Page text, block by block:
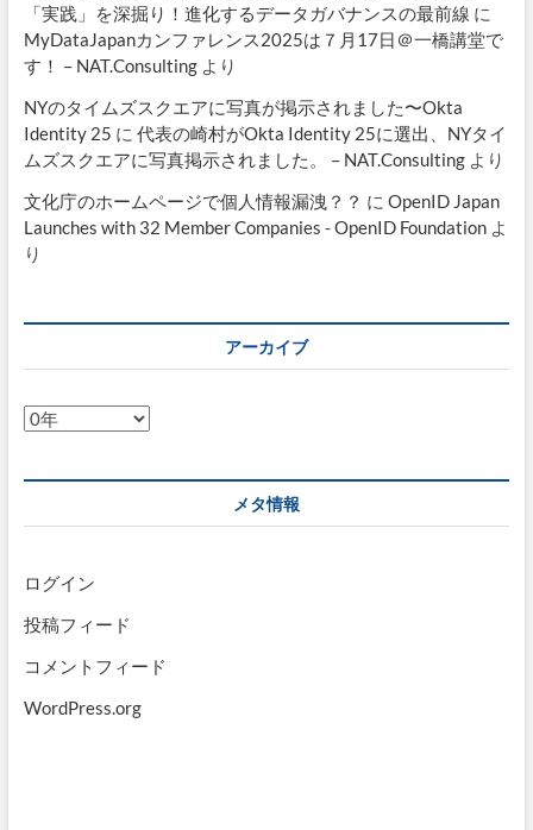
「実践」を深掘り！進化するデータガバナンスの最前線 に
MyDataJapanカンファレンス2025は７月17日＠一橋講堂で
す！ – NAT.Consultingより
NYのタイムズスクエアに写真が掲示されました〜Okta
Identity 25 に 代表の崎村がOkta Identity 25に選出、NYタイ
ムズスクエアに写真掲示されました。 – NAT.Consultingより
文化庁のホームページで個人情報漏洩？？ に OpenID Japan
Launches with 32 Member Companies - OpenID Foundationよ
り
アーカイブ
ア
ブ
メタ情報
ログイン
投稿フィード
コメントフィード
WordPress.org